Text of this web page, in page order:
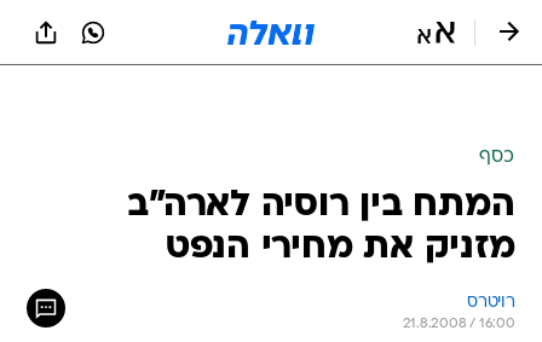
כסף
המתח בין רוסיה לארה"ב
מזניק את מחירי הנפט
רויטרס
21.8.2008 / 16:00